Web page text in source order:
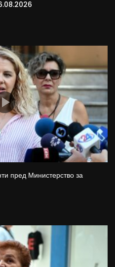
пред Министерство за